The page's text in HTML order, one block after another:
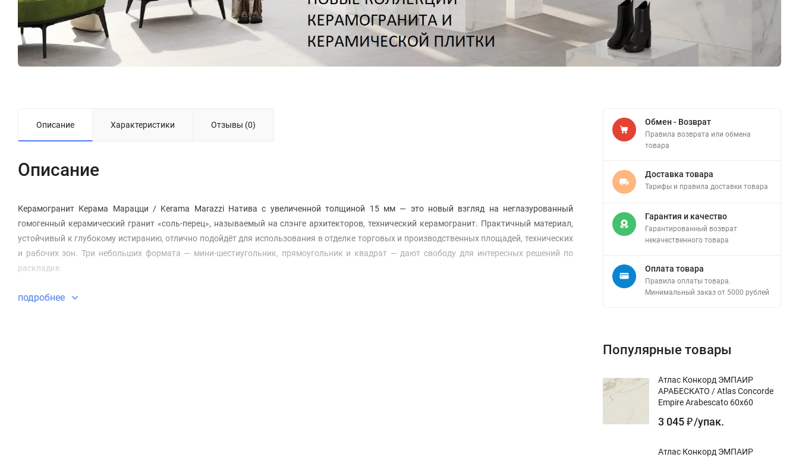
Описание Характеристики Отзывы (0)
Описание
Керамогранит Керама Марацци / Kerama Marazzi Натива с увеличенной толщиной 15 мм — это новый взгляд на неглазурованный
гомогенный керамический гранит «соль-перец», называемый на слэнге архитекторов, технический керамогранит. Практичный материал,
устойчивый к глубокому истиранию, отлично подойдёт для использования в отделке торговых и производственных площадей, технических
и рабочих зон. Три небольших формата — мини-шестиугольник, прямоугольник и квадрат — дают свободу для интересных решений по
раскладке.
подробнее
Обмен - Возврат
Правила возврата или обмена
товара
Доставка товара
Тарифы и правила доставки товара
Гарантия и качество
Гарантированный возврат
некачественного товара
Оплата товара
Правила оплаты товара.
Минимальный заказ от 5000 рублей
Популярные товары
Атлас Конкорд ЭМПАИР
АРАБЕСКАТО / Atlas Concorde
Empire Arabescato 60x60
3 045 ₽ /упак.
Атлас Конкорд ЭМПАИР